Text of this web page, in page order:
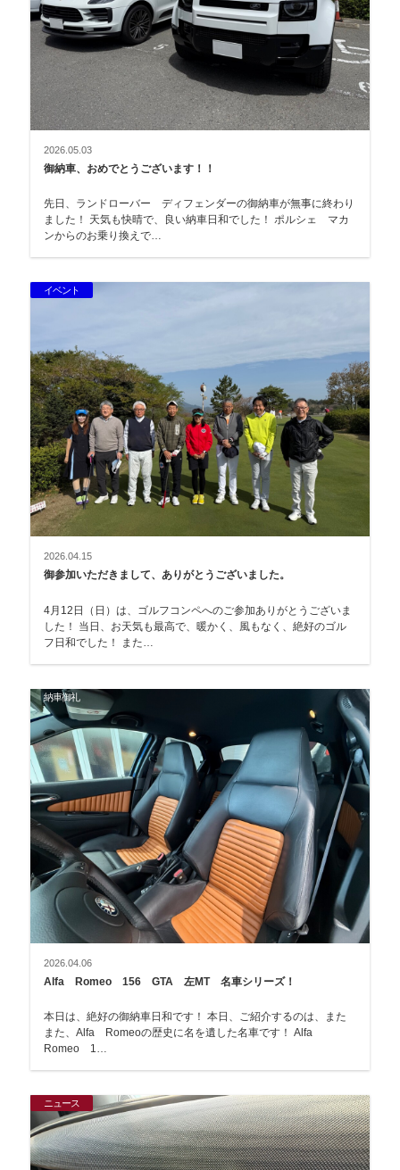
2026.05.03
御納車、おめでとうございます！！
先日、ランドローバー ディフェンダーの御納車が無事に終わり
ました！ 天気も快晴で、良い納車日和でした！ ポルシェ マカ
ンからのお乗り換えで…
イベント
2026.04.15
御参加いただきまして、ありがとうございました。
4月12日（日）は、ゴルフコンペへのご参加ありがとうございま
した！ 当日、お天気も最高で、暖かく、風もなく、絶好のゴル
フ日和でした！ また…
納車御礼
2026.04.06
Alfa Romeo 156 GTA 左MT 名車シリーズ！
本日は、絶好の御納車日和です！ 本日、ご紹介するのは、また
また、Alfa Romeoの歴史に名を遺した名車です！ Alfa
Romeo 1…
ニュース